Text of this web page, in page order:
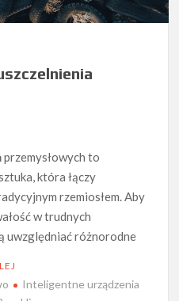
to
która łączy
rzemiosłem. Aby
w trudnych
uwzględniać różnorodne
Inteligentne urządzenia